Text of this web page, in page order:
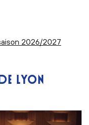
2026/2027
LYON